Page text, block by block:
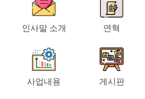
인사말 소개 연혁
사업내용 게시판